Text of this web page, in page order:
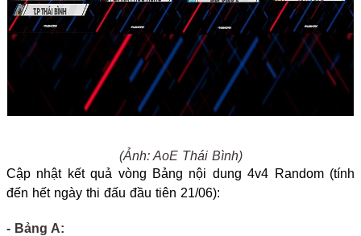
(Ảnh: AoE Thái Bình)
Cập nhật kết quả vòng Bảng nội dung 4v4 Random (tính
đến hết ngày thi đấu đầu tiên 21/06):
- Bảng A: